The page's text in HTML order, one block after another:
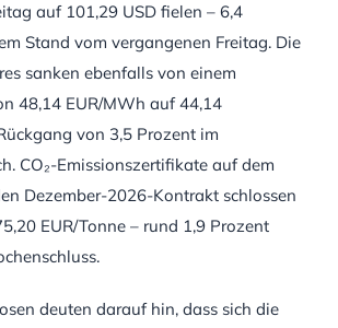
auf 101,29 USD fielen – 6,4
Stand vom vergangenen Freitag. Die
sanken ebenfalls von einem
48,14 EUR/MWh auf 44,14
von 3,5 Prozent im
CO₂-Emissionszertifikate auf dem
Dezember-2026-Kontrakt schlossen
EUR/Tonne – rund 1,9 Prozent
deuten darauf hin, dass sich die